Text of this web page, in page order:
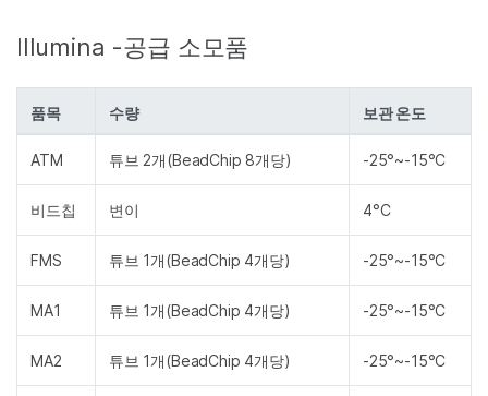
Illumina -공급 소모품
품목 수량 보관 온도
ATM 튜브 2개(BeadChip 8개당) -25°~-15°C
비드칩 변이 4°C
FMS 튜브 1개(BeadChip 4개당) -25°~-15°C
MA1 튜브 1개(BeadChip 4개당) -25°~-15°C
MA2 튜브 1개(BeadChip 4개당) -25°~-15°C